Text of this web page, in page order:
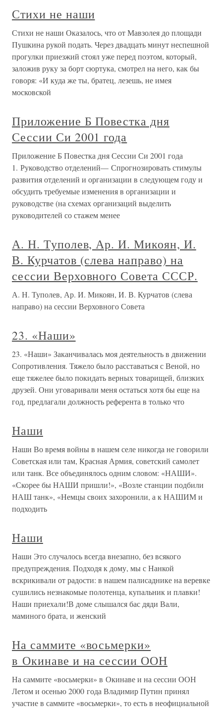
Стихи не наши
Стихи не наши Оказалось, что от Мавзолея до площади
Пушкина рукой подать. Через двадцать минут неспешной
прогулки приезжий стоял уже перед поэтом, который,
заложив руку за борт сюртука, смотрел на него, как бы
говоря: «И куда же ты, братец, лезешь, не имея
московской
Приложение Б Повестка дня
Сессии Си 2001 года
Приложение Б Повестка дня Сессии Си 2001 года
1. Руководство отделений— Спрогнозировать стимулы
развития отделений и организации в следующем году и
обсудить требуемые изменения в организации и
руководстве (на схемах организаций выделить
руководителей со стажем менее
А. Н. Туполев, Ар. И. Микоян, И.
В. Курчатов (слева направо) на
сессии Верховного Совета СССР.
А. Н. Туполев, Ар. И. Микоян, И. В. Курчатов (слева
направо) на сессии Верховного Совета
23. «Наши»
23. «Наши» Заканчивалась моя деятельность в движении
Сопротивления. Тяжело было расставаться с Веной, но
еще тяжелее было покидать верных товарищей, близких
друзей. Они уговаривали меня остаться хотя бы еще на
год, предлагали должность референта в только что
Наши
Наши Во время войны в нашем селе никогда не говорили
Советская или там, Красная Армия, советский самолет
или танк. Все объединялось одним словом: «НАШИ».
«Скорее бы НАШИ пришли!», «Возле станции подбили
НАШ танк», «Немцы своих захоронили, а к НАШИМ и
подходить
Наши
Наши Это случалось всегда внезапно, без всякого
предупреждения. Подходя к дому, мы с Нанкой
вскрикивали от радости: в нашем палисаднике на веревке
сушились незнакомые полотенца, купальник и плавки!
Наши приехали!В доме слышался бас дяди Вали,
маминого брата, и женский
На саммите «восьмерки»
в Окинаве и на сессии ООН
На саммите «восьмерки» в Окинаве и на сессии ООН
Летом и осенью 2000 года Владимир Путин принял
участие в саммите «восьмерки», то есть в неофициальной